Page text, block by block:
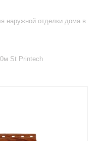
наружной отделки дома в
St Printech